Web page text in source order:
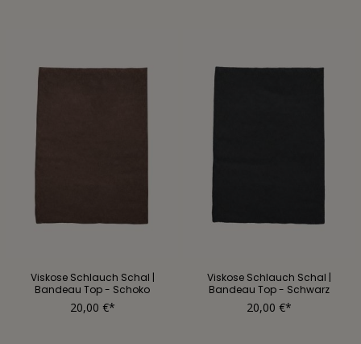
Viskose Schlauch Schal |
Bandeau Top - Schoko
20,00 €*
Viskose Schlauch Schal |
Bandeau Top - Schwarz
20,00 €*